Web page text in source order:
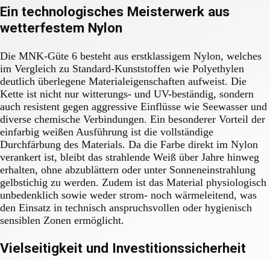
Ein technologisches Meisterwerk aus
wetterfestem Nylon
Die MNK-Güte 6 besteht aus erstklassigem Nylon, welches
im Vergleich zu Standard-Kunststoffen wie Polyethylen
deutlich überlegene Materialeigenschaften aufweist. Die
Kette ist nicht nur witterungs- und UV-beständig, sondern
auch resistent gegen aggressive Einflüsse wie Seewasser und
diverse chemische Verbindungen. Ein besonderer Vorteil der
einfarbig weißen Ausführung ist die vollständige
Durchfärbung des Materials. Da die Farbe direkt im Nylon
verankert ist, bleibt das strahlende Weiß über Jahre hinweg
erhalten, ohne abzublättern oder unter Sonneneinstrahlung
gelbstichig zu werden. Zudem ist das Material physiologisch
unbedenklich sowie weder strom- noch wärmeleitend, was
den Einsatz in technisch anspruchsvollen oder hygienisch
sensiblen Zonen ermöglicht.
Vielseitigkeit und Investitionssicherheit